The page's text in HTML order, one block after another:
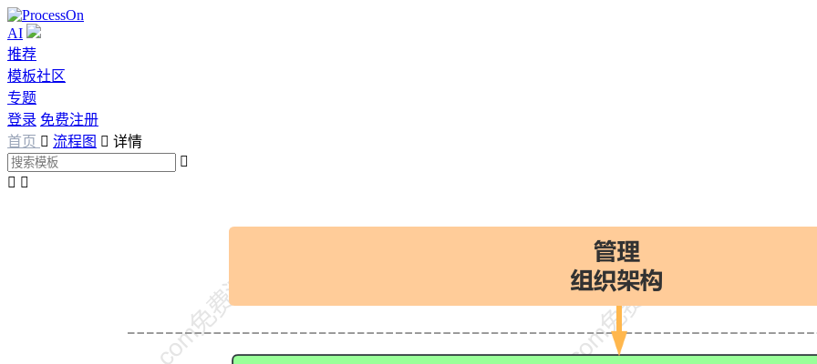
AI
推荐
模板社区
专题
登录 免费注册
首页  流程图  详情

 